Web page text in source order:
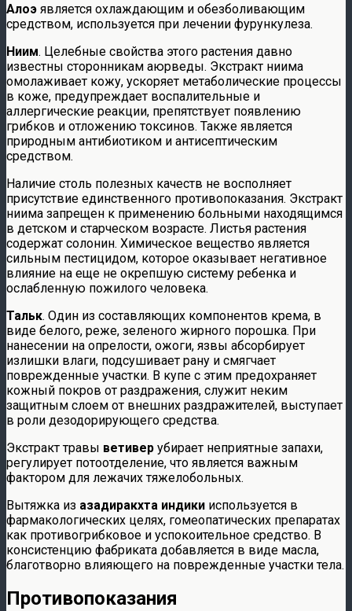
Алоэ является охлаждающим и обезболивающим
средством, используется при лечении фурункулеза.
Ниим. Целебные свойства этого растения давно
известны сторонникам аюрведы. Экстракт ниима
омолаживает кожу, ускоряет метаболические процессы
в коже, предупреждает воспалительные и
аллергические реакции, препятствует появлению
грибков и отложению токсинов. Также является
природным антибиотиком и антисептическим
средством.
Наличие столь полезных качеств не восполняет
присутствие единственного противопоказания. Экстракт
ниима запрещен к применению больными находящимся
в детском и старческом возрасте. Листья растения
содержат солонин. Химическое вещество является
сильным пестицидом, которое оказывает негативное
влияние на еще не окрепшую систему ребенка и
ослабленную пожилого человека.
Тальк. Один из составляющих компонентов крема, в
виде белого, реже, зеленого жирного порошка. При
нанесении на опрелости, ожоги, язвы абсорбирует
излишки влаги, подсушивает рану и смягчает
поврежденные участки. В купе с этим предохраняет
кожный покров от раздражения, служит неким
защитным слоем от внешних раздражителей, выступает
в роли дезодорирующего средства.
Экстракт травы ветивер убирает неприятные запахи,
регулирует потоотделение, что является важным
фактором для лежачих тяжелобольных.
Вытяжка из азадиракхта индики используется в
фармакологических целях, гомеопатических препаратах
как противогрибковое и успокоительное средство. В
консистенцию фабриката добавляется в виде масла,
благотворно влияющего на поврежденные участки тела.
Противопоказания